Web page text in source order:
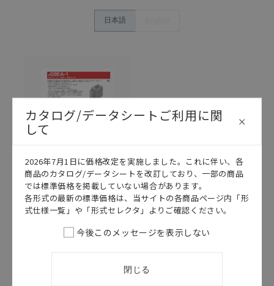
日本語
このカタログを選択
カタログ 日本語
G9EA-1 データ
カタログ/データシートご利用に関
して
2026年7月1日に価格改定を実施しました。これに伴い、各
商品のカタログ/データシートを改訂しており、一部の商品
では標準価格を掲載していない場合があります。
各形式の最新の標準価格は、当サイトの各商品ページ内「形
式仕様一覧」や「形式セレクタ」よりご確認ください。
今後このメッセージを表示しない
閉じる